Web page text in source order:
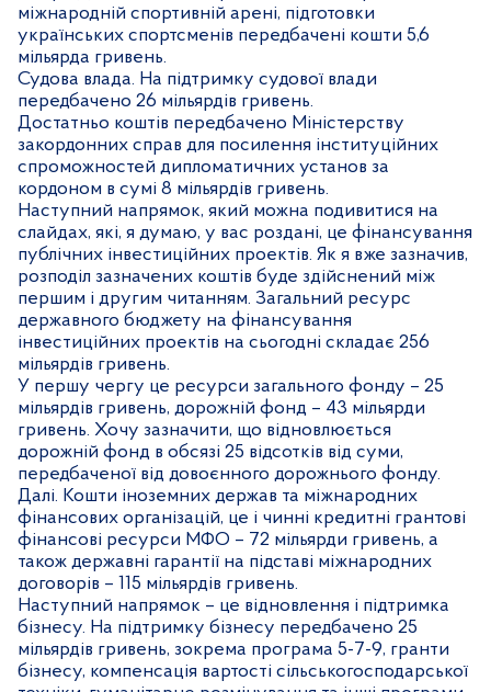
міжнародній спортивній арені, підготовки
українських спортсменів передбачені кошти 5,6
мільярда гривень.
Судова влада. На підтримку судової влади
передбачено 26 мільярдів гривень.
Достатньо коштів передбачено Міністерству
закордонних справ для посилення інституційних
спроможностей дипломатичних установ за
кордоном в сумі 8 мільярдів гривень.
Наступний напрямок, який можна подивитися на
слайдах, які, я думаю, у вас роздані, це фінансування
публічних інвестиційних проектів. Як я вже зазначив,
розподіл зазначених коштів буде здійснений між
першим і другим читанням. Загальний ресурс
державного бюджету на фінансування
інвестиційних проектів на сьогодні складає 256
мільярдів гривень.
У першу чергу це ресурси загального фонду – 25
мільярдів гривень, дорожній фонд – 43 мільярди
гривень. Хочу зазначити, що відновлюється
дорожній фонд в обсязі 25 відсотків від суми,
передбаченої від довоєнного дорожнього фонду.
Далі. Кошти іноземних держав та міжнародних
фінансових організацій, це і чинні кредитні грантові
фінансові ресурси МФО – 72 мільярди гривень, а
також державні гарантії на підставі міжнародних
договорів – 115 мільярдів гривень.
Наступний напрямок – це відновлення і підтримка
бізнесу. На підтримку бізнесу передбачено 25
мільярдів гривень, зокрема програма 5-7-9, гранти
бізнесу, компенсація вартості сільськогосподарської